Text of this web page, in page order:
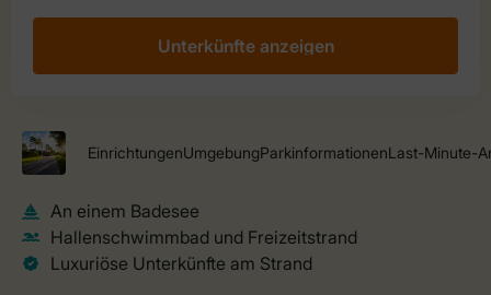
Unterkünfte anzeigen